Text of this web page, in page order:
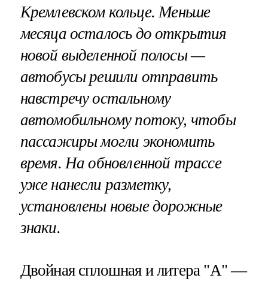
Кремлевском кольце. Меньше
месяца осталось до открытия
новой выделенной полосы —
автобусы решили отправить
навстречу остальному
автомобильному потоку, чтобы
пассажиры могли экономить
время. На обновленной трассе
уже нанесли разметку,
установлены новые дорожные
знаки.
Двойная сплошная и литера "А" —